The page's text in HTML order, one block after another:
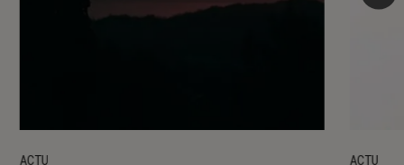
ACTU ACTU